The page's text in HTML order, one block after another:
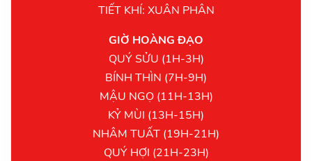
TIẾT KHÍ: XUÂN PHÂN
GIỜ HOÀNG ĐẠO
QUÝ SỬU (1H-3H)
BÍNH THÌN (7H-9H)
MẬU NGỌ (11H-13H)
KỶ MÙI (13H-15H)
NHÂM TUẤT (19H-21H)
QUÝ HỢI (21H-23H)